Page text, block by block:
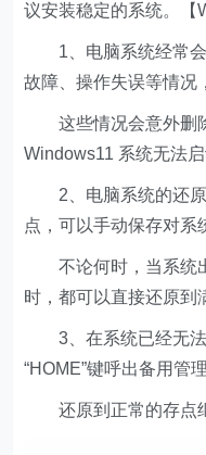
议安装稳定的系统。【
1、电脑系统经常会
故障、操作失误等情况，
这些情况会意外删
Windows11 系统无法
2、电脑系统的还原
点，可以手动保存对系
不论何时，当系统
时，都可以直接还原到
3、在系统已经无法
“HOME”键呼出备用管
还原到正常的存点继